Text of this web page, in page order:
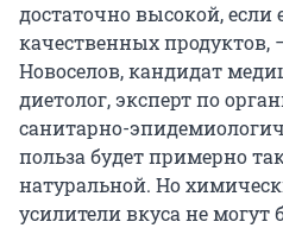
достаточно высокой, если
качественных продуктов,
Новоселов, кандидат
диетолог, эксперт по
санитарно-
польза будет примерно
натуральной. Но
усилители вкуса не